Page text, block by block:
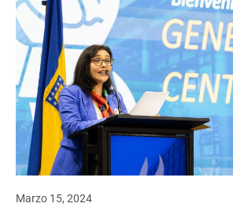
Marzo 15, 2024